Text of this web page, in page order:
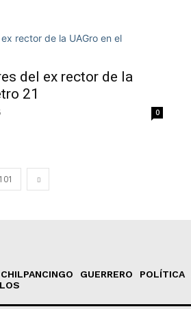
del ex rector de la
21
0
101
CHILPANCINGO GUERRERO POLÍTICA